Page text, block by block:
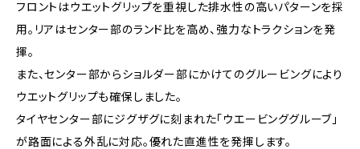
フロントはウエットグリップを重視した排水性の高いパターンを採
用。リアはセンター部のランド比を高め、強力なトラクションを発
揮。
また、センター部からショルダー部にかけてのグルービングにより
ウエットグリップも確保しました。
タイヤセンター部にジグザグに刻まれた「ウエービンググルーブ」
が路面による外乱に対応。優れた直進性を発揮します。